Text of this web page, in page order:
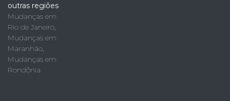
outras regiões
Mudanças em
Rio de Janeiro,
Mudanças em
Maranhão,
Mudanças em
Rondônia